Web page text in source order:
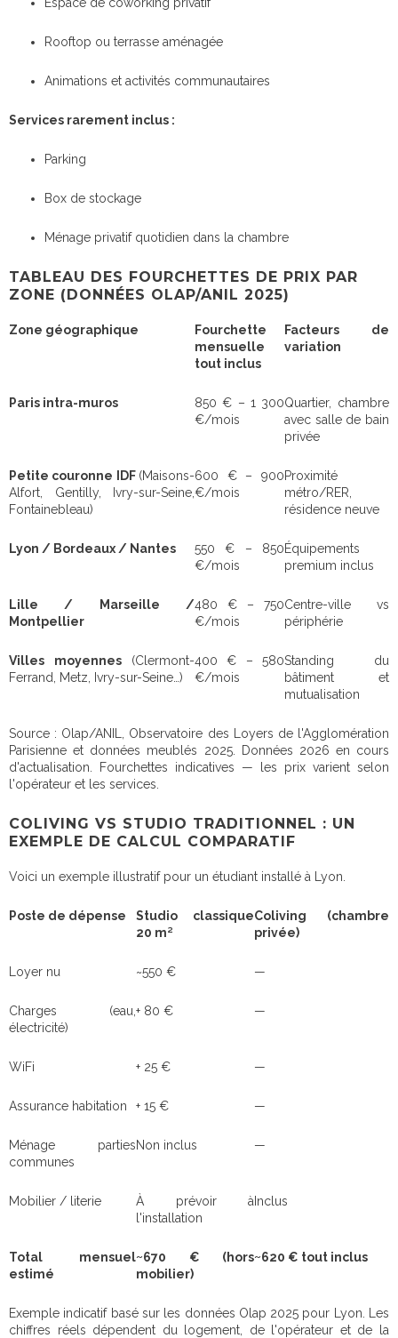
Rooftop ou terrasse aménagée
Animations et activités communautaires
Services rarement inclus :
Parking
Box de stockage
Ménage privatif quotidien dans la chambre
TABLEAU DES FOURCHETTES DE PRIX PAR
ZONE (DONNÉES OLAP/ANIL 2025)
Zone géographique
Fourchette
mensuelle
tout inclus
Facteurs de
variation
Paris intra-muros
850 € – 1 300
€/mois
Quartier, chambre
avec salle de bain
privée
Petite couronne IDF (Maisons-
Alfort, Gentilly, Ivry-sur-Seine,
Fontainebleau)
600 € – 900
€/mois
Proximité
métro/RER,
résidence neuve
Lyon / Bordeaux / Nantes
550 € – 850
€/mois
Équipements
premium inclus
Lille / Marseille /
Montpellier
480 € – 750
€/mois
Centre-ville vs
périphérie
Villes moyennes(Clermont-
Ferrand, Metz, Ivry-sur-Seine…)
400 € – 580
€/mois
Standing du
bâtiment et
mutualisation
Source : Olap/ANIL, Observatoire des Loyers de l'Agglomération
Parisienne et données meublés 2025. Données 2026 en cours
d'actualisation. Fourchettes indicatives — les prix varient selon
l'opérateur et les services.
COLIVING VS STUDIO TRADITIONNEL : UN
EXEMPLE DE CALCUL COMPARATIF
Voici un exemple illustratif pour un étudiant installé à Lyon.
Poste de dépense
Studio classique
20 m²
Coliving (chambre
privée)
Loyer nu ~550 € —
Charges (eau,
électricité)
+ 80 € —
WiFi + 25 € —
Assurance habitation + 15 € —
Ménage parties
communes
Non inclus —
Mobilier / literie
À prévoir à
l'installation
Inclus
Total mensuel
estimé
~670 € (hors
mobilier)
~620 € tout inclus
Exemple indicatif basé sur les données Olap 2025 pour Lyon. Les
chiffres réels dépendent du logement, de l'opérateur et de la